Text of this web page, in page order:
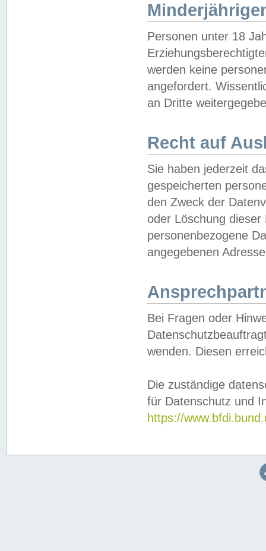
Personen unter 18
werden keine
angefordert.
an Dritte
Recht auf
Sie haben jederzeit
gespeicherten
den Zweck der
oder Löschung
personenbezogene
angegebenen
Bei Fragen oder
wenden. Diesen
Die zuständige
für Datenschutz und
https://